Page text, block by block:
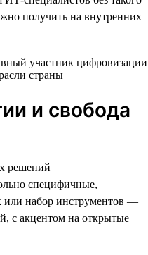
получить на внутренних
и свобода
решений
специфичные,
или набор инструментов —
с акцентом на открытые